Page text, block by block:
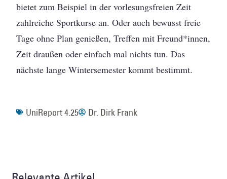
bietet zum Beispiel in der vorlesungsfreien Zeit
zahlreiche Sportkurse an. Oder auch bewusst freie
Tage ohne Plan genießen, Treffen mit Freund*innen,
Zeit draußen oder einfach mal nichts tun. Das
nächste lange Wintersemester kommt bestimmt.
UniReport 4.25 Dr. Dirk Frank